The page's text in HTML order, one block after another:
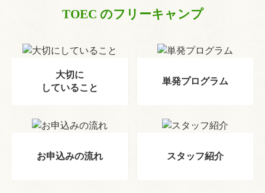
TOEC のフリーキャンプ
大切に
していること
単発プログラム
お申込みの流れ スタッフ紹介